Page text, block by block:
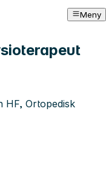
Meny
HF, Ortopedisk